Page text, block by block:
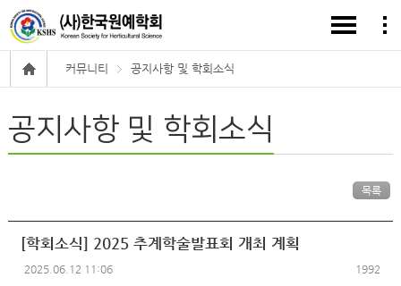
커뮤니티 공지사항 및 학회소식
공지사항 및 학회소식
목록
[학회소식] 2025 추계학술발표회 개최 계획
2025.06.12 11:06 1992